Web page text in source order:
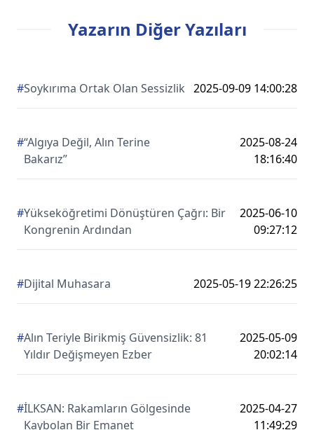
Yazarın Diğer Yazıları
#Soykırıma Ortak Olan Sessizlik 2025-09-09 14:00:28
#“Algıya Değil, Alın Terine
Bakarız”
2025-08-24
18:16:40
#Yükseköğretimi Dönüştüren Çağrı: Bir
Kongrenin Ardından
2025-06-10
09:27:12
#Dijital Muhasara 2025-05-19 22:26:25
#Alın Teriyle Birikmiş Güvensizlik: 81
Yıldır Değişmeyen Ezber
2025-05-09
20:02:14
#İLKSAN: Rakamların Gölgesinde
Kaybolan Bir Emanet
2025-04-27
11:49:29